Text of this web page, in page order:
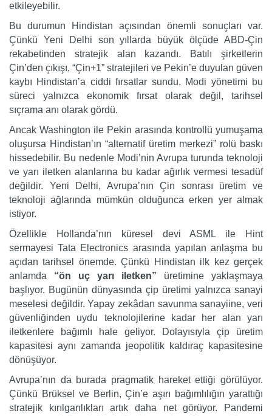
etkileyebilir.
Bu durumun Hindistan açısından önemli sonuçları var.
Çünkü Yeni Delhi son yıllarda büyük ölçüde ABD-Çin
rekabetinden stratejik alan kazandı. Batılı şirketlerin
Çin’den çıkışı, “Çin+1” stratejileri ve Pekin’e duyulan güven
kaybı Hindistan’a ciddi fırsatlar sundu. Modi yönetimi bu
süreci yalnızca ekonomik fırsat olarak değil, tarihsel
sıçrama anı olarak gördü.
Ancak Washington ile Pekin arasında kontrollü yumuşama
oluşursa Hindistan’ın “alternatif üretim merkezi” rolü baskı
hissedebilir. Bu nedenle Modi’nin Avrupa turunda teknoloji
ve yarı iletken alanlarına bu kadar ağırlık vermesi tesadüf
değildir. Yeni Delhi, Avrupa’nın Çin sonrası üretim ve
teknoloji ağlarında mümkün olduğunca erken yer almak
istiyor.
Özellikle Hollanda’nın küresel devi ASML ile Hint
sermayesi Tata Electronics arasında yapılan anlaşma bu
açıdan tarihsel önemde. Çünkü Hindistan ilk kez gerçek
anlamda “ön uç yarı iletken” üretimine yaklaşmaya
başlıyor. Bugünün dünyasında çip üretimi yalnızca sanayi
meselesi değildir. Yapay zekâdan savunma sanayiine, veri
güvenliğinden uydu teknolojilerine kadar her alan yarı
iletkenlere bağımlı hale geliyor. Dolayısıyla çip üretim
kapasitesi aynı zamanda jeopolitik kaldıraç kapasitesine
dönüşüyor.
Avrupa’nın da burada pragmatik hareket ettiği görülüyor.
Çünkü Brüksel ve Berlin, Çin’e aşırı bağımlılığın yarattığı
stratejik kırılganlıkları artık daha net görüyor. Pandemi